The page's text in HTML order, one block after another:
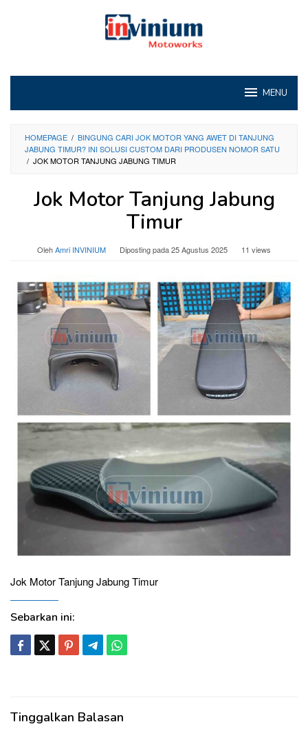
MENU
HOMEPAGE / BINGUNG CARI JOK MOTOR YANG AWET DI TANJUNG
JABUNG TIMUR? INI SOLUSI CUSTOM DARI PRODUSEN NOMOR SATU
/ JOK MOTOR TANJUNG JABUNG TIMUR
Jok Motor Tanjung Jabung
Timur
OlehAmri INVINIUM Diposting pada25 Agustus 2025 11 views
Jok Motor Tanjung Jabung Timur
Sebarkan ini:
Tinggalkan Balasan